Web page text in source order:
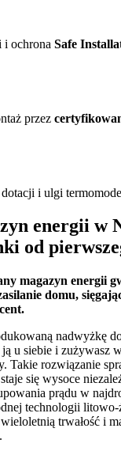
i ochrona Safe
przez
i ulgi
energii w
od
magazyn energii
domu,
nadwyżkę
u siebie i zużywasz
Takie rozwiązanie
się wysoce
prądu w
technologii
trwałość i